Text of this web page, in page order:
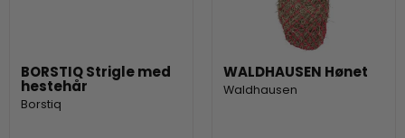
BORSTIQ Strigle med
hestehår
Borstiq
WALDHAUSEN Hønet
Waldhausen